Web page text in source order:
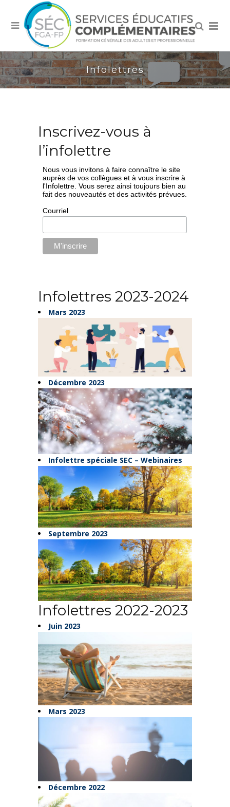
Infolettres
Inscrivez-vous à
l’infolettre
Nous vous invitons à faire connaître le site
auprès de vos collègues et à vous inscrire à
l'Infolettre. Vous serez ainsi toujours bien au
fait des nouveautés et des activités prévues.
Courriel
Infolettres 2023-2024
Mars 2023
Décembre 2023
Infolettre spéciale SEC – Webinaires
Septembre 2023
Infolettres 2022-2023
Juin 2023
Mars 2023
Décembre 2022